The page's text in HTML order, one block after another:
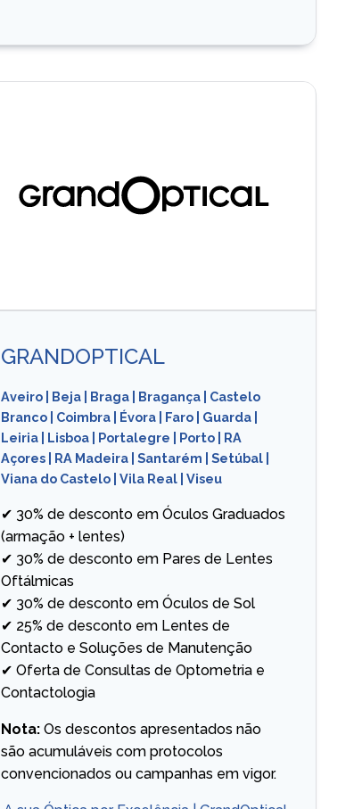
GRANDOPTICAL
Aveiro| Beja| Braga| Bragança| Castelo
Branco| Coimbra| Évora| Faro| Guarda|
Leiria| Lisboa| Portalegre Porto| RA
Açores| RA Madeira| Santarém Setúbal|
Viana do Castelo| Vila Real| Viseu
✔ 30% de desconto em Óculos Graduados
(armação + lentes)
✔ 30% de desconto em Pares de Lentes
Oftálmicas
✔ 30% de desconto em Óculos de Sol
✔ 25% de desconto em Lentes de
Contacto e Soluções de Manutenção
✔ Oferta de Consultas de Optometria e
Contactologia
Nota:Os descontos apresentados não
são acumuláveis com protocolos
convencionados ou campanhas em vigor.